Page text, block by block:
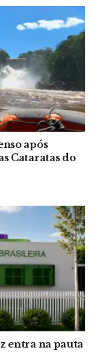
após
Cataratas do
entra na pauta